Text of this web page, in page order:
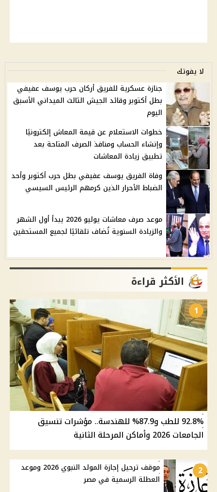
لا يفوتك
جنازة عسكرية للفريق أركان حرب يوسف عفيفي
بطل أكتوبر وقائد الجيش الثالث الميداني الأسبق
اليوم
خطوات الاستعلام عن قيمة المعاش إلكترونيًا
وإنشاء الحساب ومنافذ الصرف المتاحة بعد
تطبيق زيادة المعاشات
وفاة الفريق يوسف عفيفي بطل حرب أكتوبر وأحد
الضباط الأحرار الذين كرمهم الرئيس السيسي
موعد صرف معاشات يوليو 2026 يبدأ أول الشهر
والزيادة السنوية تُضاف تلقائيًا لجميع المستحقين
الأكثر قراءة
1
92.8% للطب و87.9% للهندسة.. مؤشرات تنسيق
الجامعات 2026 وأماكن المرحلة الثانية
2
موقف ترحيل إجازة المولد النبوي 2026 وموعد
العطلة الرسمية في مصر